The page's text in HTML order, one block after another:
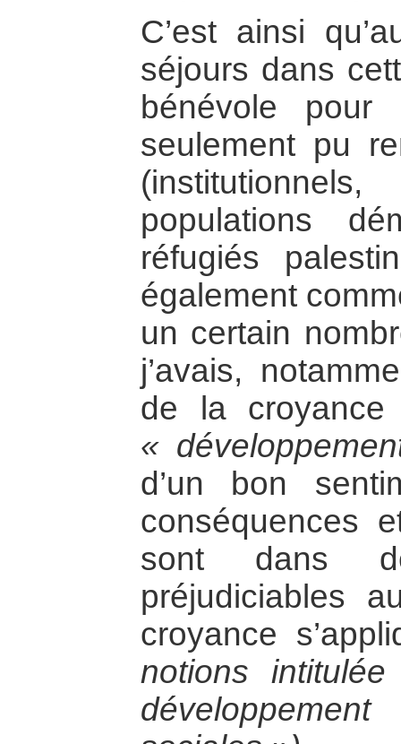
C’est ainsi
séjours dans
bénévole
seulement pu
populations
réfugiés
également
un certain
j’avais,
de la croyance
«
d’un bon
conséquences
sont dans
préjudiciables
croyance
notions